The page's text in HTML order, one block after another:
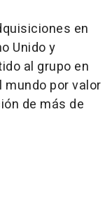
en
Unido y
al grupo en
por valor
de más de